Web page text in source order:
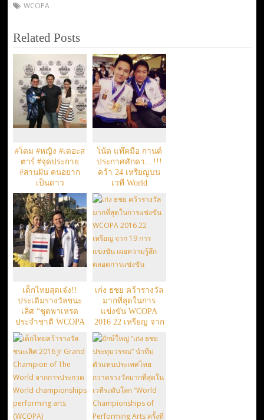
WCOPA
Related Posts
#โดม #หญิง #เดอะส
ตาร์ #จุดประกาย
#สานฝัน คนอยาก
เป็นดาว
โน้ต แท๊คมือ กานต์
ประกาศศักดา…!!!
คว้า 24 เหรียญบน
เวที World
Championships of
Performing Arts 2017
#WCOPA
เด็กไทยสุดเจ๋ง!!
ประเดิมรางวัลชนะ
เลิศ “ชุดพาเหรด
ประจำชาติ WCOPA
เก่ง ธชย คว้ารางวัล
มากที่สุดในการ
แข่งขัน WCOPA
2016 22 เหรียญ จาก
19 การแข่งขัน เผย
ความรู้สึกตลอดการ
แข่งขัน